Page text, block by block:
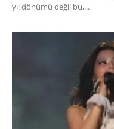
yıl dönümü değil bu,...